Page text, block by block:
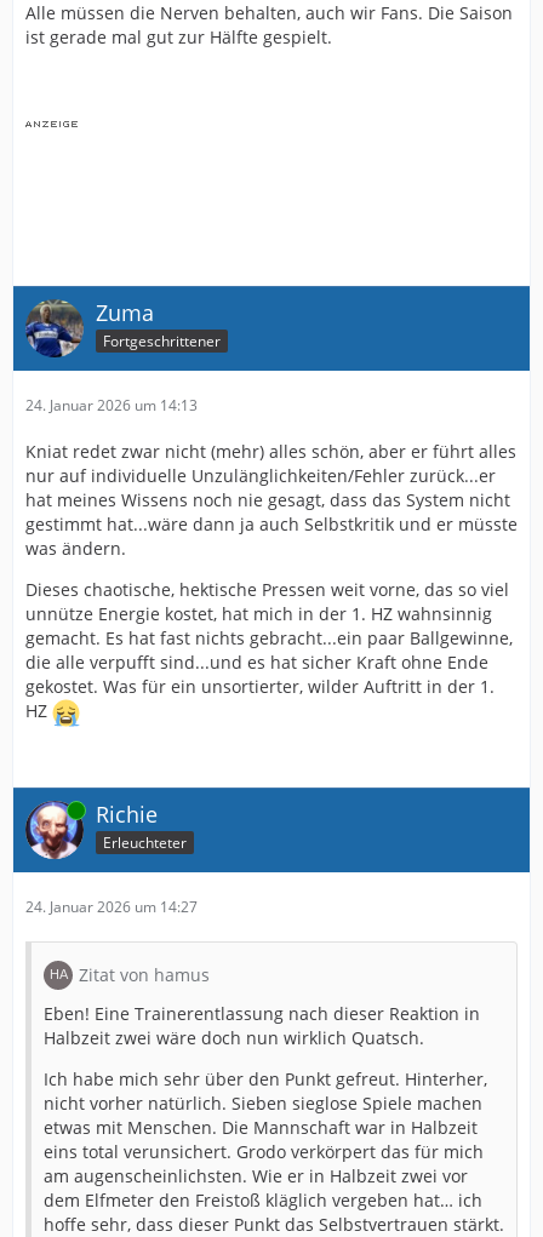
Alle müssen die Nerven behalten, auch wir Fans. Die Saison
ist gerade mal gut zur Hälfte gespielt.
Zuma
Fortgeschrittener
24. Januar 2026 um 14:13
Kniat redet zwar nicht (mehr) alles schön, aber er führt alles
nur auf individuelle Unzulänglichkeiten/Fehler zurück...er
hat meines Wissens noch nie gesagt, dass das System nicht
gestimmt hat...wäre dann ja auch Selbstkritik und er müsste
was ändern.
Dieses chaotische, hektische Pressen weit vorne, das so viel
unnütze Energie kostet, hat mich in der 1. HZ wahnsinnig
gemacht. Es hat fast nichts gebracht...ein paar Ballgewinne,
die alle verpufft sind...und es hat sicher Kraft ohne Ende
gekostet. Was für ein unsortierter, wilder Auftritt in der 1.
HZ
Online Richie
Erleuchteter
24. Januar 2026 um 14:27
Zitat von hamus
Eben! Eine Trainerentlassung nach dieser Reaktion in
Halbzeit zwei wäre doch nun wirklich Quatsch.
Ich habe mich sehr über den Punkt gefreut. Hinterher,
nicht vorher natürlich. Sieben sieglose Spiele machen
etwas mit Menschen. Die Mannschaft war in Halbzeit
eins total verunsichert. Grodo verkörpert das für mich
am augenscheinlichsten. Wie er in Halbzeit zwei vor
dem Elfmeter den Freistoß kläglich vergeben hat… ich
hoffe sehr, dass dieser Punkt das Selbstvertrauen stärkt.